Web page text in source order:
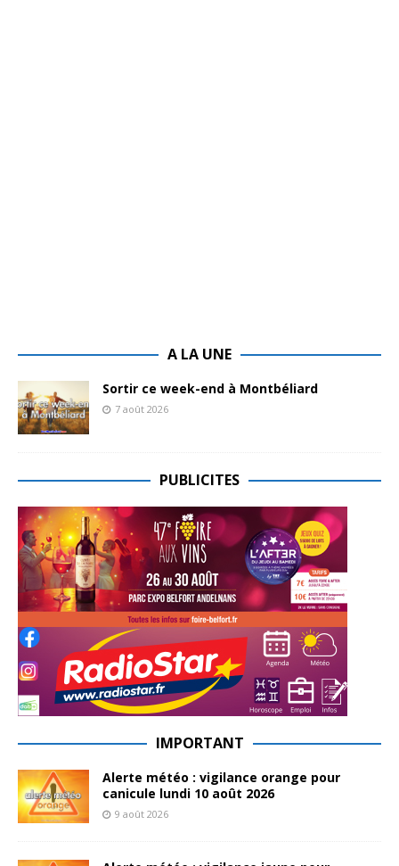
A LA UNE
Sortir ce week-end à Montbéliard
7 août 2026
PUBLICITES
IMPORTANT
Alerte météo : vigilance orange pour
canicule lundi 10 août 2026
9 août 2026